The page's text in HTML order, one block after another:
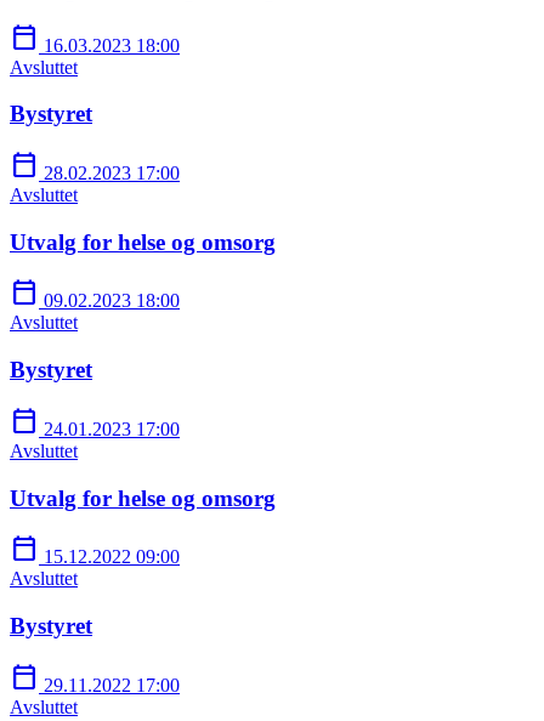
calendar_today 16.03.2023 18:00
Avsluttet
Bystyret
calendar_today 28.02.2023 17:00
Avsluttet
Utvalg for helse og omsorg
calendar_today 09.02.2023 18:00
Avsluttet
Bystyret
calendar_today 24.01.2023 17:00
Avsluttet
Utvalg for helse og omsorg
calendar_today 15.12.2022 09:00
Avsluttet
Bystyret
calendar_today 29.11.2022 17:00
Avsluttet